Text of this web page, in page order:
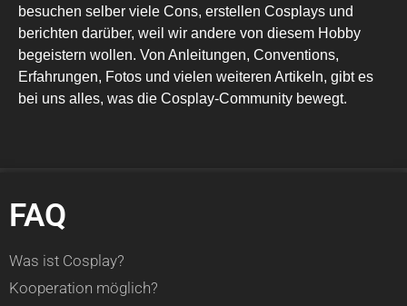
besuchen selber viele Cons, erstellen Cosplays und
berichten darüber, weil wir andere von diesem Hobby
begeistern wollen. Von Anleitungen, Conventions,
Erfahrungen, Fotos und vielen weiteren Artikeln, gibt es
bei uns alles, was die Cosplay-Community bewegt.
FAQ
Was ist Cosplay?
Kooperation möglich?